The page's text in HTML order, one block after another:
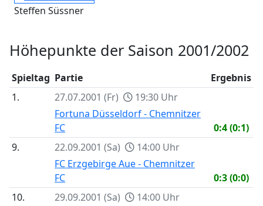
Steffen Süssner
Höhepunkte der Saison 2001/2002
Spieltag Partie
Ergebnis
1.
27.07.2001 (Fr)
19:30 Uhr
Fortuna Düsseldorf - Chemnitzer
FC
0:4 (0:1)
9.
22.09.2001 (Sa)
14:00 Uhr
FC Erzgebirge Aue - Chemnitzer
FC
0:3 (0:0)
10.
29.09.2001 (Sa)
14:00 Uhr